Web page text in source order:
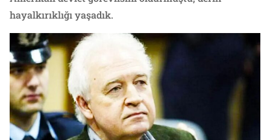
hayalkırıklığı yaşadık.